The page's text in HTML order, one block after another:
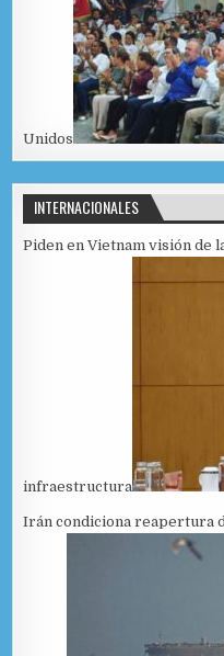
Unidos
INTERNACIONALES
Piden en Vietnam visión de
infraestructura
Irán condiciona reapertura